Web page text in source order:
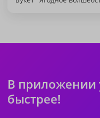
В приложении
быстрее!